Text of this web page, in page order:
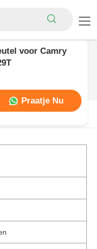
voor Camry
Praatje Nu